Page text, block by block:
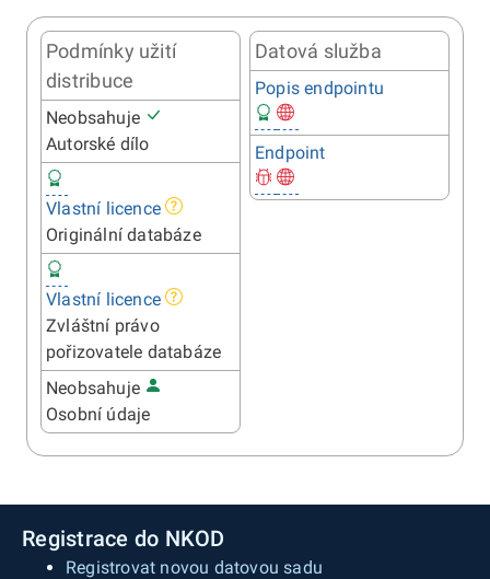
Podmínky užití
distribuce
Neobsahuje
Autorské dílo
Vlastní licence
Originální databáze
Vlastní licence
Zvláštní právo
pořizovatele databáze
Neobsahuje
Osobní údaje
Datová služba
Popis endpointu
Endpoint
Registrace do NKOD
Registrovat novou datovou sadu